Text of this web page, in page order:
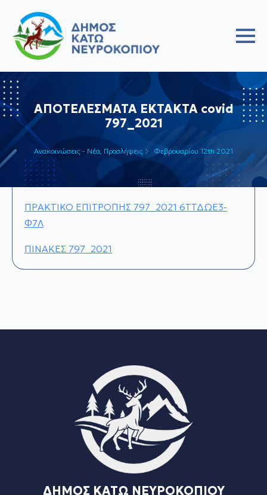
ΑΠΟΤΕΛΕΣΜΑΤΑ ΕΚΤΑΚΤΑ covid
797_2021
Ανακοινώσεις - Νέα Προσλήψεις Φεβρουαρίου 12th 2021
ΠΡΑΚΤΙΚΟ ΕΠΙΤΡΟΠΗΣ 797_2021 6ΤΤΔΩΕ3-
Φ7Λ
ΠΙΝΑΚΕΣ 797_2021
ΔΗΜΟΣ ΚΑΤΩ ΝΕΥΡΟΚΟΠΙΟΥ